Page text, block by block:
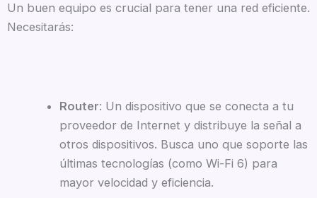
Un buen equipo es crucial para tener una red eficiente.
Necesitarás:
Router: Un dispositivo que se conecta a tu
proveedor de Internet y distribuye la señal a
otros dispositivos. Busca uno que soporte las
últimas tecnologías (como Wi-Fi 6) para
mayor velocidad y eficiencia.